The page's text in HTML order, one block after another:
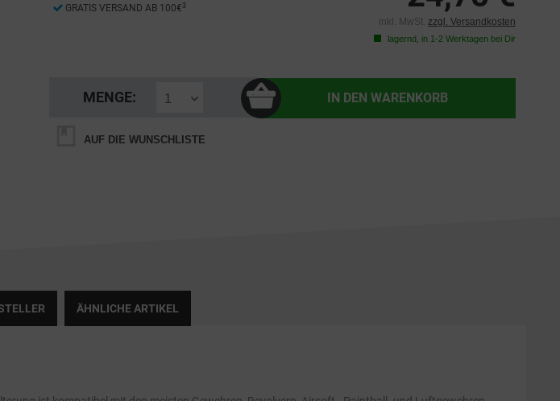
GRATIS VERSAND AB 100€ 3
inkl. MwSt.zzgl. Versandkosten
lagernd, in 1-2 Werktagen bei Dir
MENGE: IN DEN WARENKORB
AUF DIE WUNSCHLISTE
ÄHNLICHE ARTIKEL